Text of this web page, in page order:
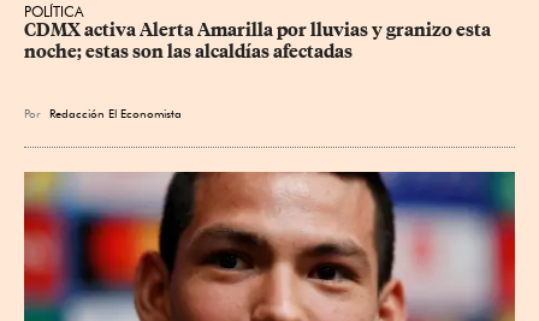
POLÍTICA
CDMX activa Alerta Amarilla por lluvias y granizo esta
noche; estas son las alcaldías afectadas
Por Redacción El Economista